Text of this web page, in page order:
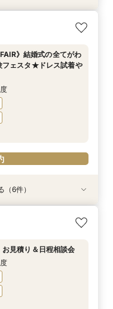
！】費用を抑えて叶え
フェア
ャペルフォトキャン
見積り＆日程相談会
特典】和装×チャペル
◎
》結婚式の全てがわ
ェスタ★ドレス試着や
！】費用を抑えて叶え
チャペルフォトキャン
自宅でオンライン相談
お得】挙式料＋撮影＋衣
額特典】和装×チャペル
（6件）
お見積り＆日程相談会